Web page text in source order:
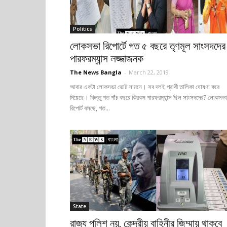
Politics
লোকসভা রিপোর্টে গত ৫ বছরে তৃণমূল সাংসদদের
পারফরম্যান্স লজ্জাজনক
The News Bangla - March 22, 2019
আবার একটা লোকসভা ভোট সামনে। সব দলই প্রার্থী তালিকা ঘোষণা করে
দিয়েছে। কিন্তু গত পাঁচ বছরে কিরকম পারফরম্যান্স ছিল সাংসদদের? লোকসভা
রিপোর্ট বলছে, গত...
State
রাজ্য পুলিশ নয়, কেন্দ্রীয় বাহিনীর জিম্মায় থাকবে